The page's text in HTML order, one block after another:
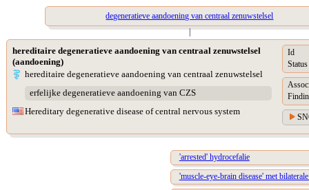
degeneratieve aandoening van centraal zenuwstelsel
|
hereditaire degeneratieve aandoening van centraal zenuwstelsel
(aandoening)
hereditaire degeneratieve aandoening van centraal zenuwstelsel
erfelijke degeneratieve aandoening van CZS
Hereditary degenerative disease of central nervous system
Id
Status
'arrested' hydrocefalie
'muscle-eye-brain disease' met